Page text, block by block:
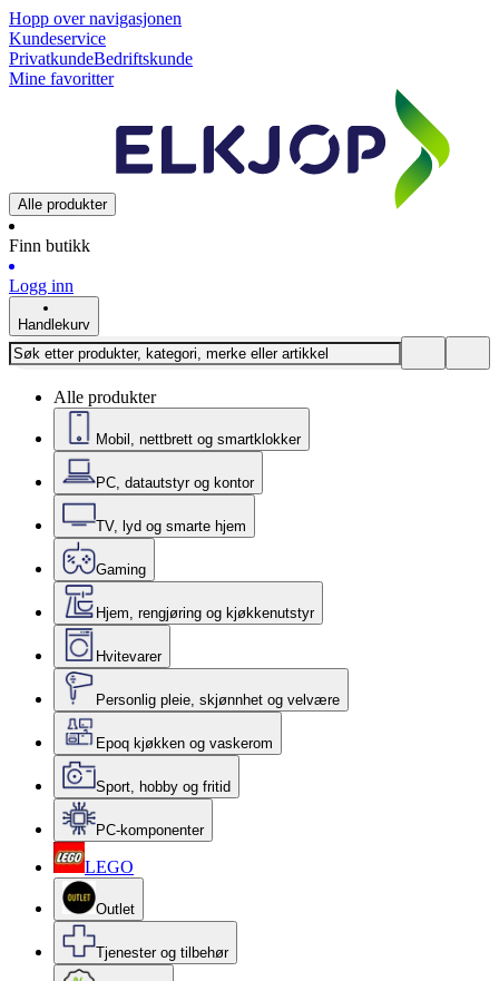
Hopp over navigasjonen
Kundeservice
PrivatkundeBedriftskunde
Mine favoritter
Alle produkter
Finn butikk
Logg inn
Handlekurv
Alle produkter
Mobil, nettbrett og smartklokker
PC, datautstyr og kontor
TV, lyd og smarte hjem
Gaming
Hjem, rengjøring og kjøkkenutstyr
Hvitevarer
Personlig pleie, skjønnhet og velvære
Epoq kjøkken og vaskerom
Sport, hobby og fritid
PC-komponenter
LEGO
Outlet
Tjenester og tilbehør